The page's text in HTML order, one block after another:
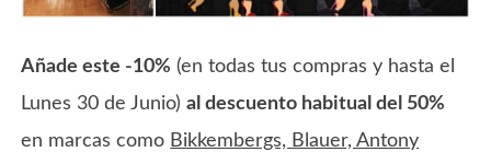
Añade este -10% (en todas tus compras y hasta el
Lunes 30 de Junio)al descuento habitual del 50%
en marcas como Bikkembergs, Blauer, Antony